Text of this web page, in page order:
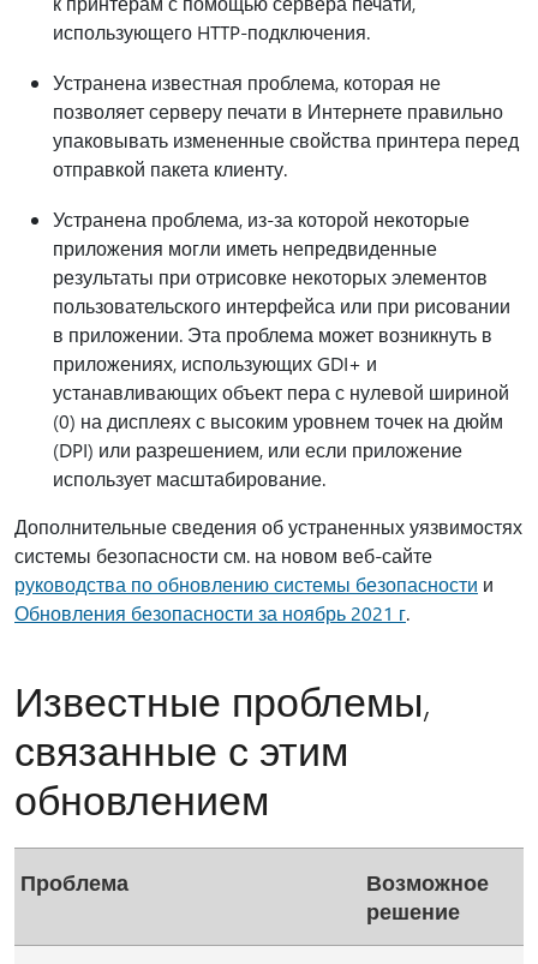
использующего HTTP-подключения.
Устранена известная проблема, которая не
позволяет серверу печати в Интернете правильно
упаковывать измененные свойства принтера перед
отправкой пакета клиенту.
Устранена проблема, из-за которой некоторые
приложения могли иметь непредвиденные
результаты при отрисовке некоторых элементов
пользовательского интерфейса или при рисовании
в приложении. Эта проблема может возникнуть в
приложениях, использующих GDI+ и
устанавливающих объект пера с нулевой шириной
(0) на дисплеях с высоким уровнем точек на дюйм
(DPI) или разрешением, или если приложение
использует масштабирование.
Дополнительные сведения об устраненных уязвимостях
системы безопасности см. на новом веб-сайте
руководства по обновлению системы безопасности и
Обновления безопасности за ноябрь 2021 г.
Известные проблемы,
связанные с этим
обновлением
Проблема
Возможное
решение